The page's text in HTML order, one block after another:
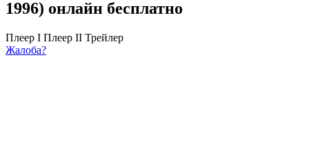
1996) онлайн бесплатно
Плеер I Плеер II Трейлер
Жалоба?